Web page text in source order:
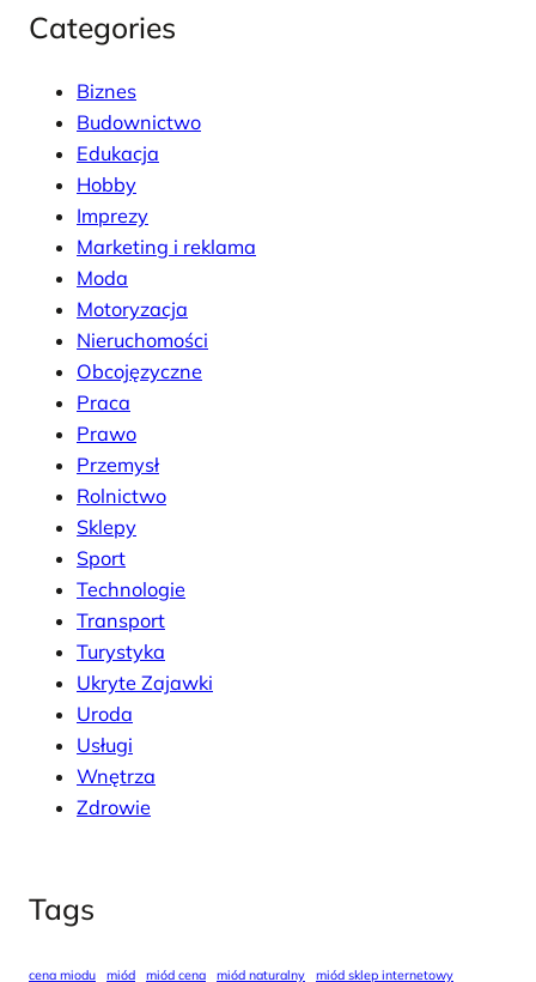
Categories
Biznes
Budownictwo
Edukacja
Hobby
Imprezy
Marketing i reklama
Moda
Motoryzacja
Nieruchomości
Obcojęzyczne
Praca
Prawo
Przemysł
Rolnictwo
Sklepy
Sport
Technologie
Transport
Turystyka
Ukryte Zajawki
Uroda
Usługi
Wnętrza
Zdrowie
Tags
cena miodu miód miód cena miód naturalny
miód sklep internetowy